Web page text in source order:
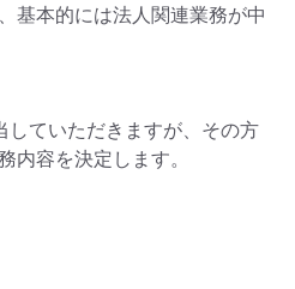
基本的には法人関連業務が中
していただきますが、その方
内容を決定します。